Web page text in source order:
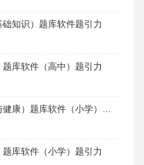
知识）题库软件题引力
库软件（高中）题引力
库软件（小学）题引力